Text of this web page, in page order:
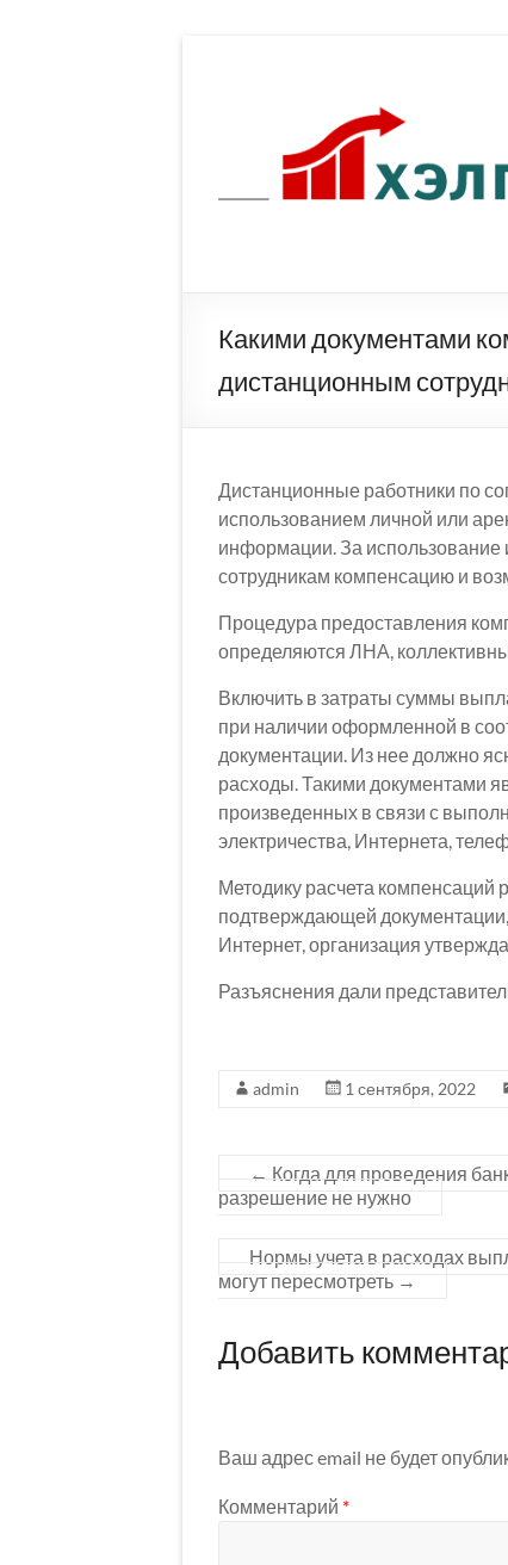
Какими документами
дистанционным
Дистанционные работники по
использованием личной или
информации. За использование
сотрудникам компенсацию и
Процедура предоставления
определяются ЛНА,
Включить в затраты суммы
при наличии оформленной в
документации. Из нее должно
расходы. Такими документами
произведенных в связи с
электричества, Интернета,
Методику расчета компенсаций
подтверждающей
Интернет, организация
Разъяснения дали
admin 1 сентября, 2022
← Когда для проведения
разрешение не нужно
Нормы учета в расходах
могут пересмотреть →
Добавить
Ваш адрес email не будет
Комментарий *